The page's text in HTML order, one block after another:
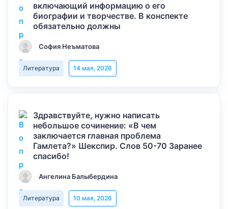
включающий информацию о его
биографии и творчестве. В конспекте
обязательно должны
София Неъматова
Литература 14 мая, 2026
Здравствуйте, нужно написать
небольшое сочинение: «В чем
заключается главная проблема
Гамлета?» Шекспир. Слов 50-70 Заранее
спасибо!
Ангелина Балыбердина
Литература 10 мая, 2026